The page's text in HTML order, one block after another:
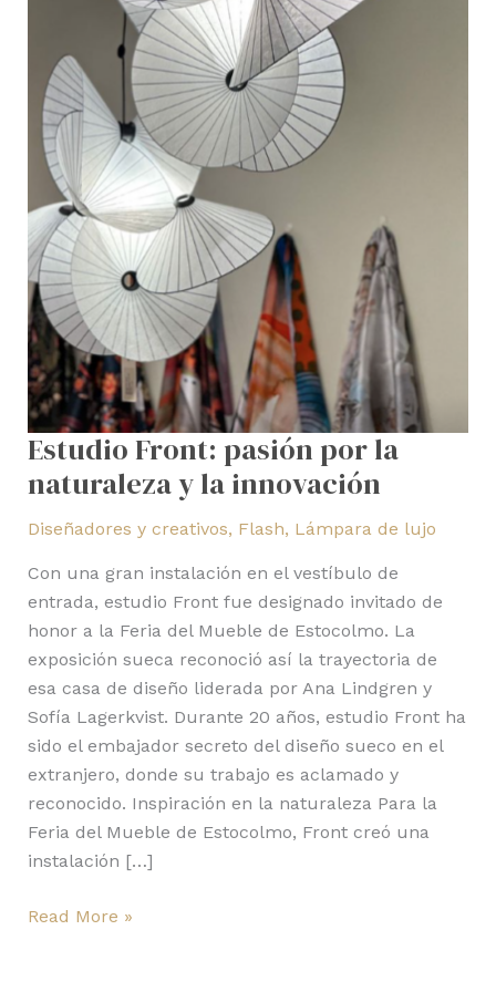
Estudio Front: pasión por la
naturaleza y la innovación
Diseñadores y creativos, Flash, Lámpara de lujo
Con una gran instalación en el vestíbulo de
entrada, estudio Front fue designado invitado de
honor a la Feria del Mueble de Estocolmo. La
exposición sueca reconoció así la trayectoria de
esa casa de diseño liderada por Ana Lindgren y
Sofía Lagerkvist. Durante 20 años, estudio Front ha
sido el embajador secreto del diseño sueco en el
extranjero, donde su trabajo es aclamado y
reconocido. Inspiración en la naturaleza Para la
Feria del Mueble de Estocolmo, Front creó una
instalación […]
Read More »